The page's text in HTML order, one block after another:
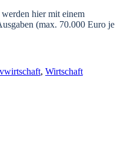
hier mit einem
(max. 70.000 Euro je
, Wirtschaft